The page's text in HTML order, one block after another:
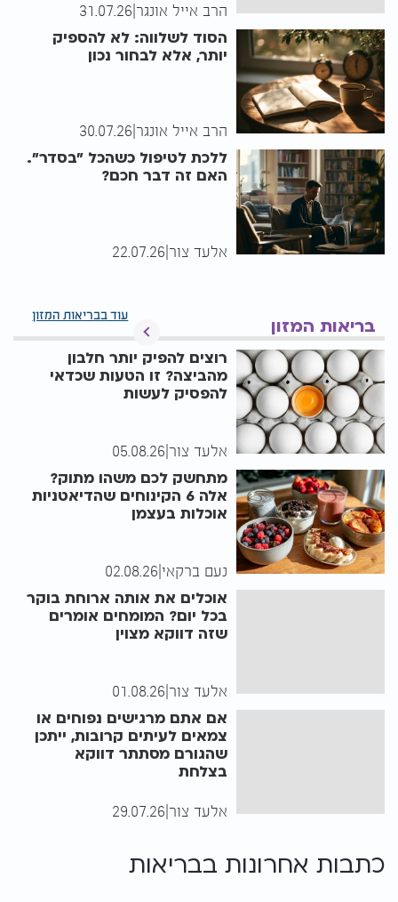
הרב אייל אונגר 31.07.26
הסוד לשלווה: לא להספיק
יותר, אלא לבחור נכון
הרב אייל אונגר 30.07.26
ללכת לטיפול כשהכל "בסדר".
האם זה דבר חכם?
אלעד צור|
22.07.26
בריאות המזון
עוד בבריאות המזון
רוצים להפיק יותר חלבון
מהביצה? זו הטעות שכדאי
להפסיק לעשות
אלעד צור|
05.08.26
מתחשק לכם משהו מתוק?
אלה 6 הקינוחים שהדיאטניות
אוכלות בעצמן
נעם ברקאי|
02.08.26
אוכלים את אותה ארוחת בוקר
בכל יום? המומחים אומרים
שזה דווקא מצוין
אלעד צור|
01.08.26
אם אתם מרגישים נפוחים או
צמאים לעיתים קרובות, ייתכן
שהגורם מסתתר דווקא
בצלחת
אלעד צור|
29.07.26
כתבות אחרונות בבריאות